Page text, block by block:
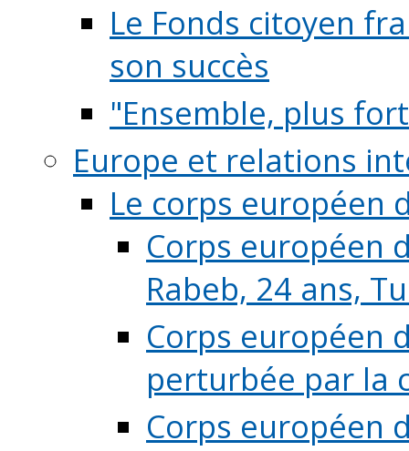
Le Fonds citoyen
son succès
"Ensemble, plus
Europe et relations
Le corps européen
Corps européen
Rabeb, 24 ans,
Corps européen
perturbée par la
Corps européen